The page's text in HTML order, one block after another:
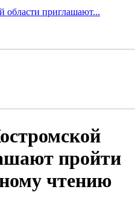
области приглашают...
пройти
чтению